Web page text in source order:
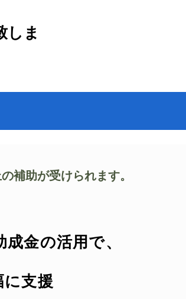
しま
補助が受けられます。
金の活用で、
支援